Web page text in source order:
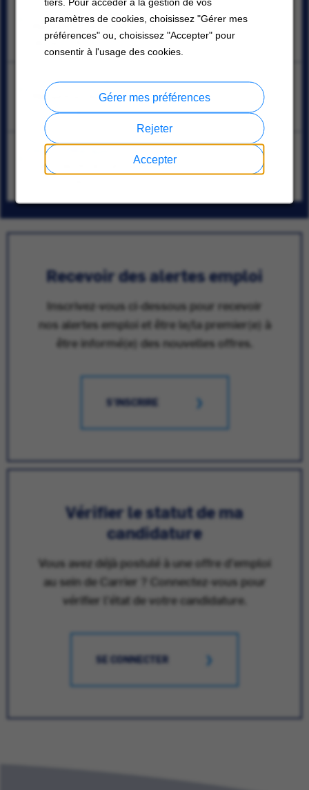
paramètres de cookies, choisissez "Gérer mes
préférences" ou, choisissez "Accepter" pour
consentir à l'usage des cookies.
Accepter
Rejeter
Gérer mes préférences
Embedded Firmware Engineer
Matosinhos, Distrito do Porto
08/04/2026
Logistics Operator
Matosinhos, Distrito do Porto
07/29/2026
Branch Manager
Porto, Distrito do Porto
Recevoir des alertes emploi
Inscrivez-vous ci-dessous pour recevoir
nos alertes emploi et être le/la premier(e) à
être informé(e) des nouvelles offres.
S'INSCRIRE
Vérifier le statut de ma
candidature
Vous avez déjà postulé à une offre d'emploi
au sein de Carrier ? Connectez-vous pour
vérifier l'état de votre candidature.
SE CONNECTER